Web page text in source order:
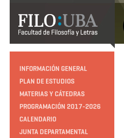
INFORMACIÓN GENERAL
PLAN DE ESTUDIOS
MATERIAS Y CÁTEDRAS
PROGRAMACIÓN 2017-2026
CALENDARIO
JUNTA DEPARTAMENTAL